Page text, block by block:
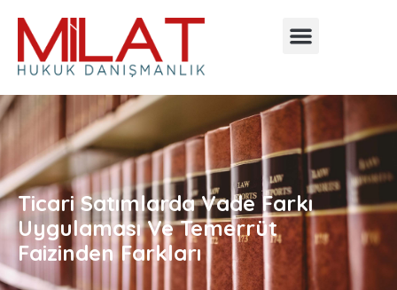
Ticari Satımlarda Vade Farkı
Uygulaması Ve Temerrüt
Faizinden Farkları